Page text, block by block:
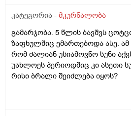
მაისი, ჩავამთავრეთ ფეროზიტი
გასული და ბავშვი ისევ
უმადობა, ფერმკრთალია,
აქვს და მუხლთან და იდაყვთან
ყავისფერი ვარდისფერი
საერთოდ არის თუ არა ანემია
ლეიკემია შეიძლება ადვილად
კატეგორია - მკურნალობა
გამარჯობა. 5 წლის ბავშვს
ზაფხულშიც ემართებოდა ასე.
რომ ძალიან უსიამოვნო სუნი
უახლოეს პერიოდშიც კი ასეთი
რისი ბრალი შეიძლება იყოს?